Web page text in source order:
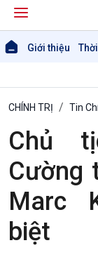
Giới thiệu
CHÍNH TRỊ Tin
Chủ
Cường
Marc
biệt